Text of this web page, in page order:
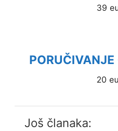
39
20
Još članaka: